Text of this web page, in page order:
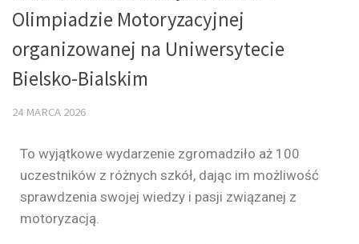
Olimpiadzie Motoryzacyjnej
organizowanej na Uniwersytecie
Bielsko-Bialskim
24 MARCA 2026
To wyjątkowe wydarzenie zgromadziło aż 100
uczestników z różnych szkół, dając im możliwość
sprawdzenia swojej wiedzy i pasji związanej z
motoryzacją.